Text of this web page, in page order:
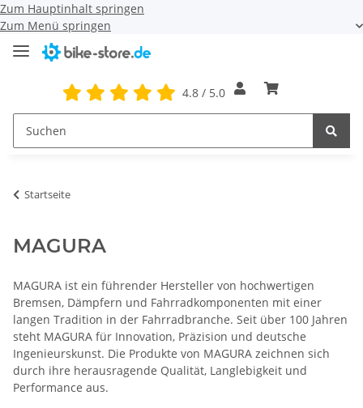
Zum Hauptinhalt springen
Zum Menü springen
4.8 / 5.0
Startseite
MAGURA
MAGURA ist ein führender Hersteller von hochwertigen
Bremsen, Dämpfern und Fahrradkomponenten mit einer
langen Tradition in der Fahrradbranche. Seit über 100 Jahren
steht MAGURA für Innovation, Präzision und deutsche
Ingenieurskunst. Die Produkte von MAGURA zeichnen sich
durch ihre herausragende Qualität, Langlebigkeit und
Performance aus.